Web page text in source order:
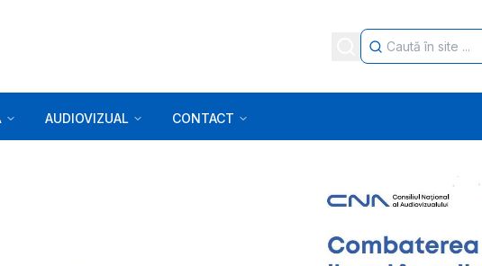
AUDIOVIZUAL CONTACT